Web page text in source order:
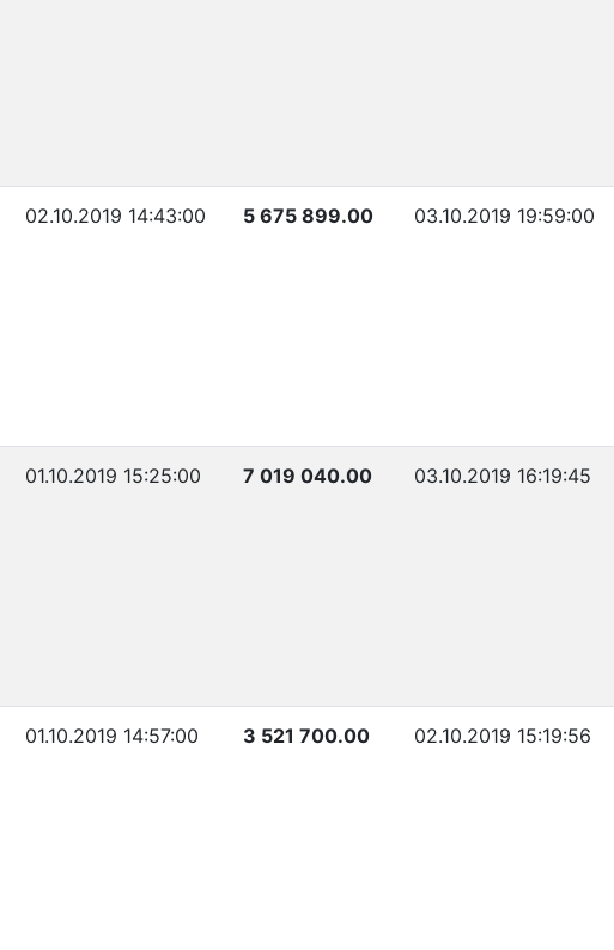
02.10.2019 14:43:00 5 675 899.00 03.10.2019 19:59:00
01.10.2019 15:25:00 7 019 040.00 03.10.2019 16:19:45
01.10.2019 14:57:00 3 521 700.00 02.10.2019 15:19:56